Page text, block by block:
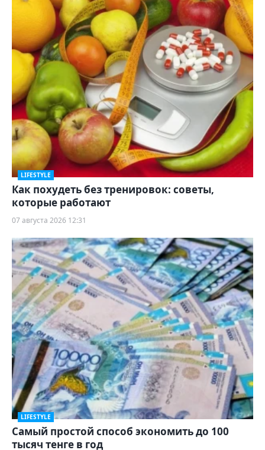
LIFESTYLE
Как похудеть без тренировок: советы,
которые работают
07 августа 2026 12:31
LIFESTYLE
Самый простой способ экономить до 100
тысяч тенге в год